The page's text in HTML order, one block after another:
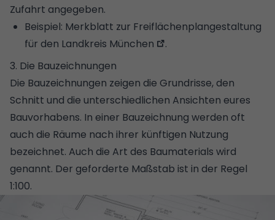
Zufahrt angegeben.
Beispiel: Merkblatt zur Freiflächenplangestaltung
für den Landkreis München
.
3. Die Bauzeichnungen
Die Bauzeichnungen zeigen die Grundrisse, den
Schnitt und die unterschiedlichen Ansichten eures
Bauvorhabens. In einer Bauzeichnung werden oft
auch die Räume nach ihrer künftigen Nutzung
bezeichnet. Auch die Art des Baumaterials wird
genannt. Der geforderte Maßstab ist in der Regel
1:100.